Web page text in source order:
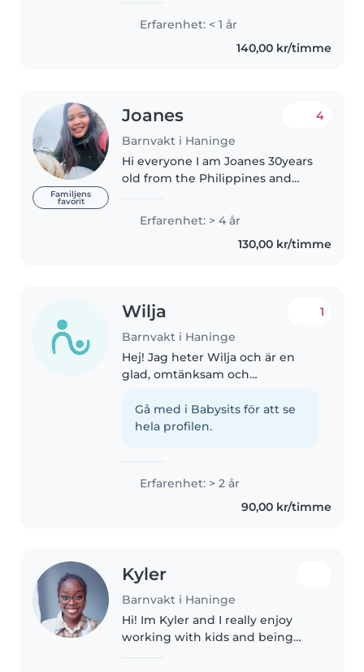
Sverige från 11 år sedan, jag
fritidsprogrammet, sen jag
Erfarenhet: < 1 år
140,00 kr/timme
Familjens
favorit
Joanes
Barnvakt i Haninge
4
Hi everyone I am Joanes 30years
old from the Philippines and
can speak English. I had a nanny
working experience way back in
United Arab Emirates..
Erfarenhet: > 4 år
130,00 kr/timme
Wilja
Barnvakt i Haninge
1
Hej! Jag heter Wilja och är en
glad, omtänksam och
tre års erfarenhet av att ta hand
om barn i alla åldrar. Jag har
Gå med i Babysits för att se
hela profilen.
Erfarenhet: > 2 år
90,00 kr/timme
Kyler
Barnvakt i Haninge
Hi! Im Kyler and I really enjoy
working with kids and being